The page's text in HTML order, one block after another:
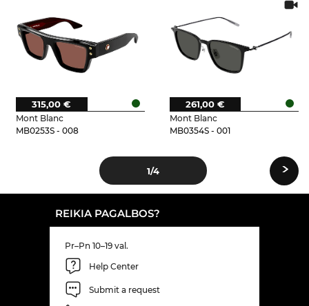
Mont Blanc
MB0253S - 008
315,00 €
Mont Blanc
MB0354S - 001
261,00 €
1/4 ›
REIKIA PAGALBOS?
Pr–Pn 10–19 val.
Help Center
Submit a request